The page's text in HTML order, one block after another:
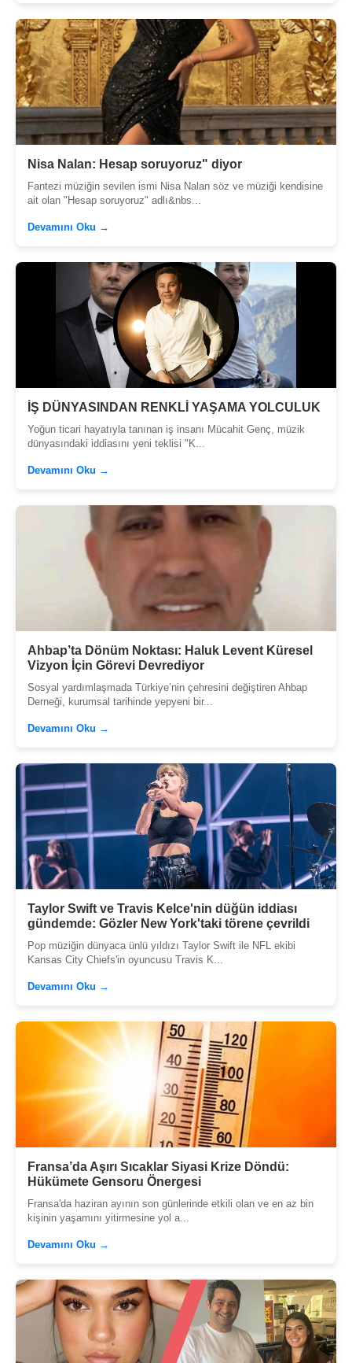
Nisa Nalan: Hesap soruyoruz" diyor
Fantezi müziğin sevilen ismi Nisa Nalan söz ve müziği kendisine
ait olan "Hesap soruyoruz" adlı&nbs...
Devamını Oku →
İŞ DÜNYASINDAN RENKLİ YAŞAMA YOLCULUK
Yoğun ticari hayatıyla tanınan iş insanı Mücahit Genç, müzik
dünyasındaki iddiasını yeni teklisi "K...
Devamını Oku →
Ahbap’ta Dönüm Noktası: Haluk Levent Küresel
Vizyon İçin Görevi Devrediyor
Sosyal yardımlaşmada Türkiye’nin çehresini değiştiren Ahbap
Derneği, kurumsal tarihinde yepyeni bir...
Devamını Oku →
Taylor Swift ve Travis Kelce'nin düğün iddiası
gündemde: Gözler New York'taki törene çevrildi
Pop müziğin dünyaca ünlü yıldızı Taylor Swift ile NFL ekibi
Kansas City Chiefs'in oyuncusu Travis K...
Devamını Oku →
Fransa’da Aşırı Sıcaklar Siyasi Krize Döndü:
Hükümete Gensoru Önergesi
Fransa'da haziran ayının son günlerinde etkili olan ve en az bin
kişinin yaşamını yitirmesine yol a...
Devamını Oku →